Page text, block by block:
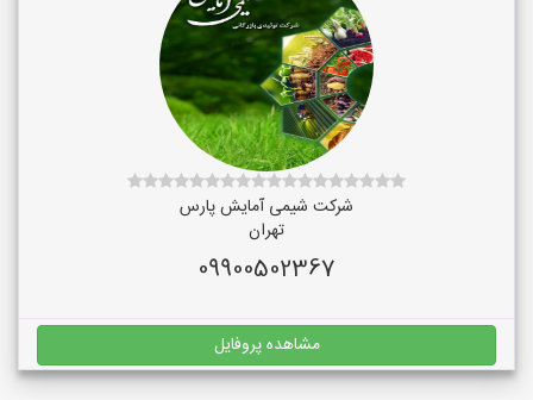
شرکت شیمی آمایش پارس
تهران
09900502367
مشاهده پروفایل